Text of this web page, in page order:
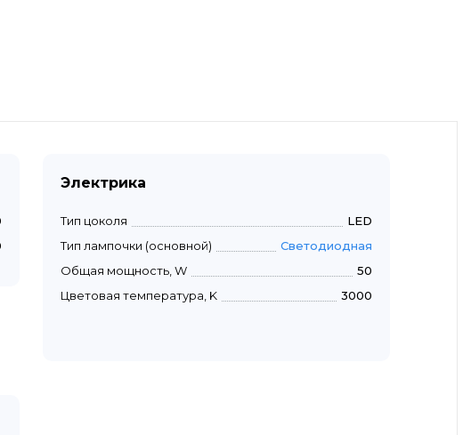
Электрика
Тип цоколя
LED
Тип лампочки (основной)
Светодиодная
Общая мощность, W
50
Цветовая температура, K
3000